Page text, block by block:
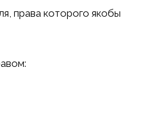
права которого якобы